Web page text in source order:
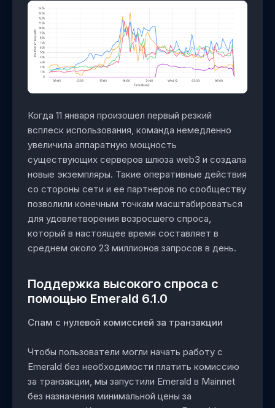
Когда 11 января произошел первый резкий
всплеск использования, команда немедленно
увеличила аппаратную мощность
существующих серверов шлюза web3 и создала
новые экземпляры. Такие оперативные действия
со стороны сети и ее партнеров по сообществу
позволили конечным точкам масштабироваться
для удовлетворения возросшего спроса,
который в настоящее время составляет в
среднем около 23 миллионов запросов в день.
Поддержка высокого спроса с
помощью Emerald 6.1.0
Спам с нулевой комиссией за транзакции
Чтобы пользователи могли начать работу с
Emerald без необходимости платить комиссию
за транзакции, мы запустили Emerald в Mainnet
без назначения минимальной цены за